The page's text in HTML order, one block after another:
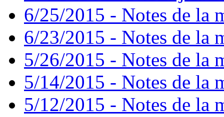
6/25/2015 - Notes de la
6/23/2015 - Notes de la
5/26/2015 - Notes de la
5/14/2015 - Notes de la
5/12/2015 - Notes de la